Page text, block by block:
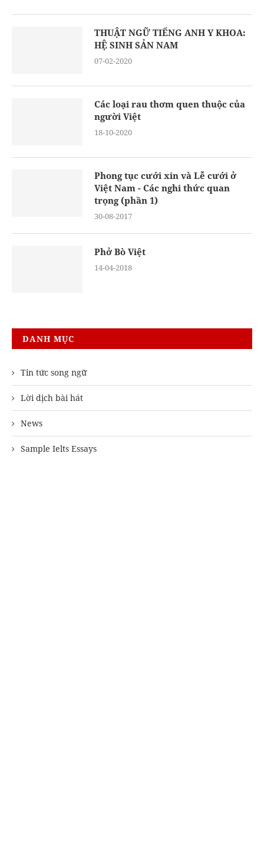
THUẬT NGỮ TIẾNG ANH Y KHOA:
HỆ SINH SẢN NAM
07-02-2020
Các loại rau thơm quen thuộc của
người Việt
18-10-2020
Phong tục cưới xin và Lễ cưới ở
Việt Nam - Các nghi thức quan
trọng (phần 1)
30-08-2017
Phở Bò Việt
14-04-2018
DANH MỤC
Tin tức song ngữ
Lời dịch bài hát
News
Sample Ielts Essays